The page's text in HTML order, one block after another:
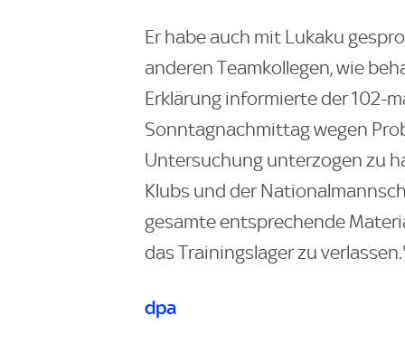
Er habe auch mit Lukaku
anderen Teamkollegen, wie
Erklärung informierte der 102-
Sonntagnachmittag wegen
Untersuchung unterzogen zu
Klubs und der
gesamte entsprechende
das Trainingslager zu
dpa